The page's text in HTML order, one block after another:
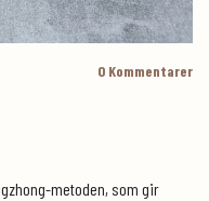
0 Kommentarer
metoden, som gir